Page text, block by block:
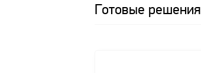
Готовые решения